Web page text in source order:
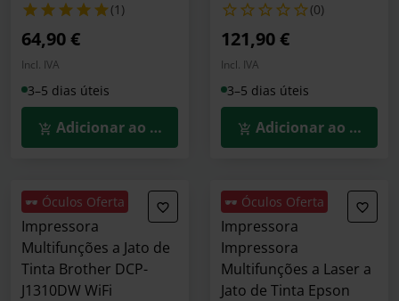
(1)
64,90 €
Incl. IVA
3–5 dias úteis
Adicionar ao Carrinho
(0)
121,90 €
Incl. IVA
3–5 dias úteis
Adicionar ao
🕶️ Óculos Oferta
Impressora
Multifunções a Jato de
Tinta Brother DCP-
J1310DW WiFi
🕶️ Óculos Oferta
Impressora
Impressora
Multifunções a Laser a
Jato de Tinta Epson